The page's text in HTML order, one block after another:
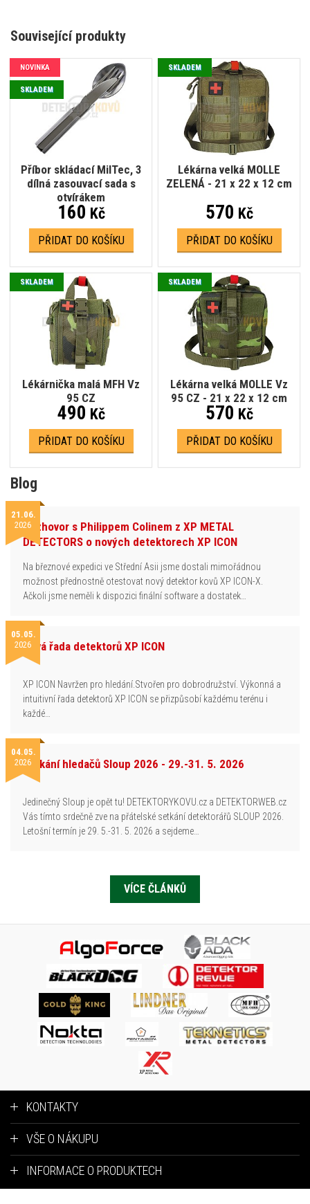
Související produkty
Příbor skládací MilTec, 3
dílná zasouvací sada s
otvírákem
NOVINKA
SKLADEM
160 Kč
PŘIDAT DO KOŠÍKU
Lékárna velká MOLLE
ZELENÁ - 21 x 22 x 12 cm
SKLADEM
570 Kč
PŘIDAT DO KOŠÍKU
Lékárnička malá MFH Vz
95 CZ
SKLADEM
490 Kč
PŘIDAT DO KOŠÍKU
Lékárna velká MOLLE Vz
95 CZ - 21 x 22 x 12 cm
SKLADEM
570 Kč
PŘIDAT DO KOŠÍKU
Blog
21.06.
2026Rozhovor s Philippem Colinem z XP METAL
DETECTORS o nových detektorech XP ICON
Na březnové expedici ve Střední Asii jsme dostali mimořádnou
možnost přednostně otestovat nový detektor kovů XP ICON-X.
Ačkoli jsme neměli k dispozici finální software a dostatek…
05.05.
2026Nová řada detektorů XP ICON
XP ICON Navržen pro hledání.Stvořen pro dobrodružství. Výkonná a
intuitivní řada detektorů XP ICON se přizpůsobí každému terénu i
každé…
04.05.
2026Setkání hledačů Sloup 2026 - 29.-31. 5. 2026
Jedinečný Sloup je opět tu! DETEKTORYKOVU.cz a DETEKTORWEB.cz
Vás tímto srdečně zve na přátelské setkání detektorářů SLOUP 2026.
Letošní termín je 29. 5.-31. 5. 2026 a sejdeme…
VÍCE ČLÁNKŮ
KONTAKTY
VŠE O NÁKUPU
INFORMACE O PRODUKTECH